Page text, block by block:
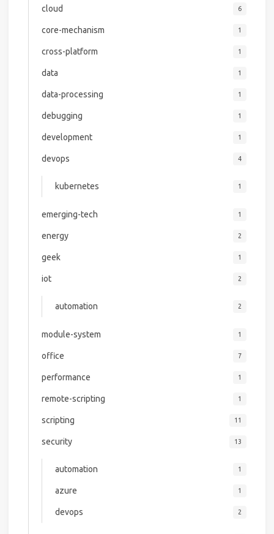
cloud 6
core-mechanism 1
cross-platform 1
data 1
data-processing 1
debugging 1
development 1
devops 4
kubernetes 1
emerging-tech 1
energy 2
geek 1
iot 2
automation 2
module-system 1
office 7
performance 1
remote-scripting 1
scripting 11
security 13
automation 1
azure 1
devops 2